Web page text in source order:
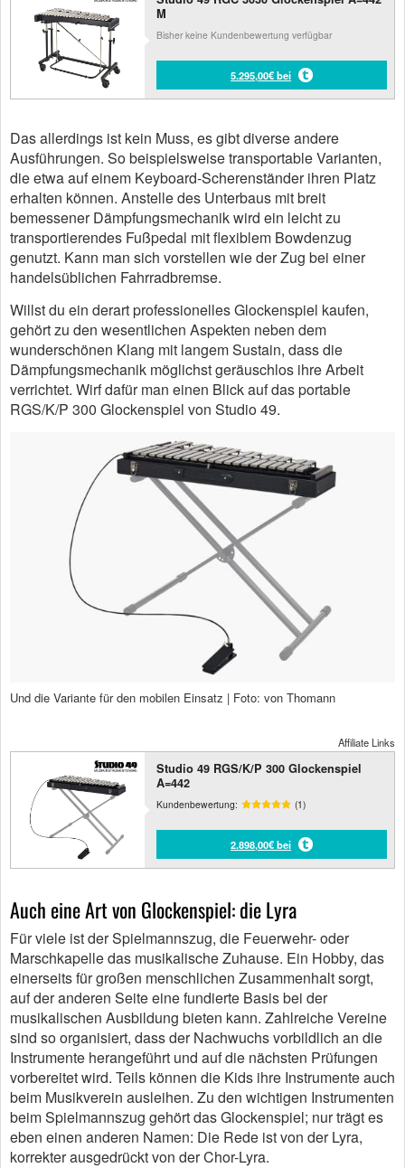
M
Bisher keine Kundenbewertung verfügbar
5.295,00€ bei
Das allerdings ist kein Muss, es gibt diverse andere
Ausführungen. So beispielsweise transportable Varianten,
die etwa auf einem Keyboard-Scherenständer ihren Platz
erhalten können. Anstelle des Unterbaus mit breit
bemessener Dämpfungsmechanik wird ein leicht zu
transportierendes Fußpedal mit flexiblem Bowdenzug
genutzt. Kann man sich vorstellen wie der Zug bei einer
handelsüblichen Fahrradbremse.
Willst du ein derart professionelles Glockenspiel kaufen,
gehört zu den wesentlichen Aspekten neben dem
wunderschönen Klang mit langem Sustain, dass die
Dämpfungsmechanik möglichst geräuschlos ihre Arbeit
verrichtet. Wirf dafür man einen Blick auf das portable
RGS/K/P 300 Glockenspiel von Studio 49.
Und die Variante für den mobilen Einsatz | Foto: von Thomann
Affiliate Links
Studio 49 RGS/K/P 300 Glockenspiel
A=442
Kundenbewertung: (1)
2.898,00€ bei
Auch eine Art von Glockenspiel: die Lyra
Für viele ist der Spielmannszug, die Feuerwehr- oder
Marschkapelle das musikalische Zuhause. Ein Hobby, das
einerseits für großen menschlichen Zusammenhalt sorgt,
auf der anderen Seite eine fundierte Basis bei der
musikalischen Ausbildung bieten kann. Zahlreiche Vereine
sind so organisiert, dass der Nachwuchs vorbildlich an die
Instrumente herangeführt und auf die nächsten Prüfungen
vorbereitet wird. Teils können die Kids ihre Instrumente auch
beim Musikverein ausleihen. Zu den wichtigen Instrumenten
beim Spielmannszug gehört das Glockenspiel; nur trägt es
eben einen anderen Namen: Die Rede ist von der Lyra,
korrekter ausgedrückt von der Chor-Lyra.